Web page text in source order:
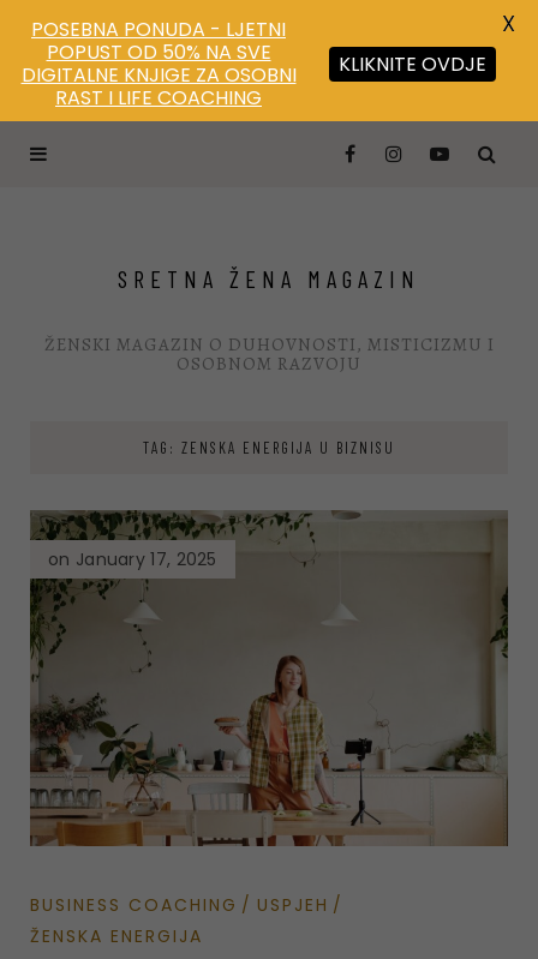
SRETNA ŽENA MAGAZIN
ŽENSKI MAGAZIN O DUHOVNOSTI, MISTICIZMU I
OSOBNOM RAZVOJU
TAG: ZENSKA ENERGIJA U BIZNISU
on January 17, 2025
BUSINESS COACHING
USPJEH
ŽENSKA ENERGIJA
POSEBNA PONUDA - LJETNI
POPUST OD 50% NA SVE
DIGITALNE KNJIGE ZA OSOBNI
RAST I LIFE COACHING
KLIKNITE OVDJE
X